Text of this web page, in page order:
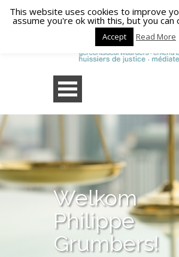
Welkom
Philippe
Grumbers!
This website uses cookies to improve
assume you're ok with this, but you can
Accept Read More